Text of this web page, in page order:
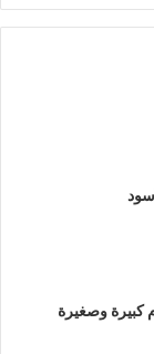
كبيرة وصغيرة